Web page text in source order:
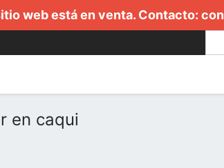
web está en venta. Contacto:
en caqui